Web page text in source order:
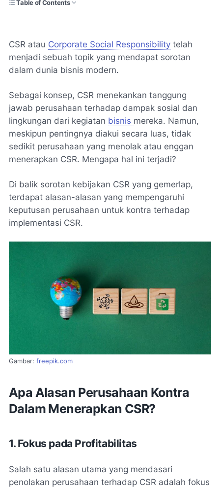
Table of Contents
CSR atau Corporate Social Responsibility telah
menjadi sebuah topik yang mendapat sorotan
dalam dunia bisnis modern.
Sebagai konsep, CSR menekankan tanggung
jawab perusahaan terhadap dampak sosial dan
lingkungan dari kegiatan bisnis mereka. Namun,
meskipun pentingnya diakui secara luas, tidak
sedikit perusahaan yang menolak atau enggan
menerapkan CSR. Mengapa hal ini terjadi?
Di balik sorotan kebijakan CSR yang gemerlap,
terdapat alasan-alasan yang mempengaruhi
keputusan perusahaan untuk kontra terhadap
implementasi CSR.
Gambar: freepik.com
Apa Alasan Perusahaan Kontra
Dalam Menerapkan CSR?
1. Fokus pada Profitabilitas
Salah satu alasan utama yang mendasari
penolakan perusahaan terhadap CSR adalah fokus